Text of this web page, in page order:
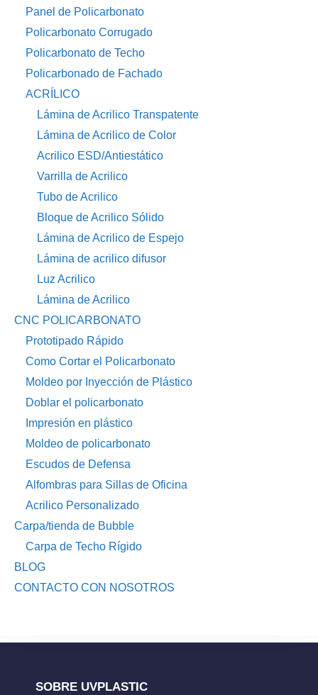
Panel de Policarbonato
Policarbonato Corrugado
Policarbonato de Techo
Policarbonado de Fachado
ACRÍLICO
Lámina de Acrilico Transpatente
Lámina de Acrilico de Color
Acrilico ESD/Antiestático
Varrilla de Acrilico
Tubo de Acrilico
Bloque de Acrilico Sólido
Lámina de Acrilico de Espejo
Lámina de acrilico difusor
Luz Acrilico
Lámina de Acrilico
CNC POLICARBONATO
Prototipado Rápido
Como Cortar el Policarbonato
Moldeo por Inyección de Plástico
Doblar el policarbonato
Impresión en plástico
Moldeo de policarbonato
Escudos de Defensa
Alfombras para Sillas de Oficina
Acrilico Personalizado
Carpa/tienda de Bubble
Carpa de Techo Rígido
BLOG
CONTACTO CON NOSOTROS
SOBRE UVPLASTIC